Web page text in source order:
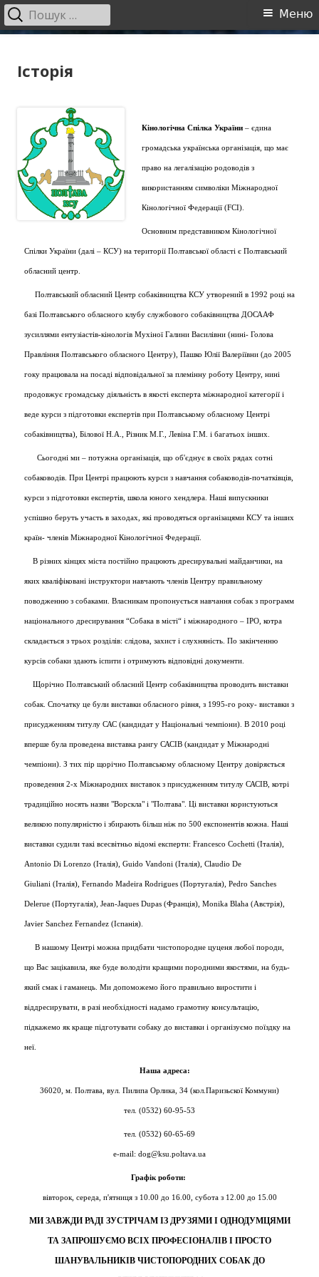
контенту
Головне
Меню
Пошук:
Історія
Кінологічна Спілка України – єдина
громадська українська організація, що має
право на легалізацію родоводів з
використанням символіки Міжнародної
Кінологічної Федерації (FCI).
Основним представником Кінологічної
Спілки України (далі – КСУ) на території Полтавської області є Полтавський
обласний центр.
Полтавський обласний Центр собаківництва КСУ утворений в 1992 році на
базі Полтавського обласного клубу службового собаківництва ДОСААФ
зусиллями ентузіастів-кінологів Мухіної Галини Василівни (нині- Голова
Правління Полтавського обласного Центру), Пашко Юлії Валеріївни (до 2005
гоку працювала на посаді відповідальної за племінну роботу Центру, нині
продовжує громадську діяльність в якості експерта міжнародної категорії і
веде курси з підготовки експертів при Полтавському обласному Центрі
собаківництва), Білової Н.А., Різник М.Г., Левіна Г.М. і багатьох інших.
Сьогодні ми – потужна організація, що об'єднує в своїх рядах сотні
собаководів. При Центрі працюють курси з навчання собаководів-початківців,
курси з підготовки експертів, школа юного хендлера. Наші випускники
успішно беруть участь в заходах, які проводяться організацями КСУ та інших
країн- членів Міжнародної Кінологічної Федерації.
В різних кінцях міста постійно працюють дресирувальні майданчики, на
яких кваліфіковані інструктори навчають членів Центру правильному
поводженню з собаками. Власникам пропонується навчання собак з программ
національного дресирування “Собака в місті“ і міжнародного – IPO, котра
складається з трьох розділів: слідова, захист і слухняність. По закінченню
курсів собаки здають іспити і отримують відповідні документи.
Щорічно Полтавський обласний Центр собаківництва проводить виставки
собак. Спочатку це були виставки обласного рівня, з 1995-го року- виставки з
присудженням титулу САС (кандидат у Національні чемпіони). В 2010 році
вперше була проведена виставка рангу САСІВ (кандидат у Міжнародні
чемпіони). З тих пір щорічно Полтавському обласному Центру довіряється
проведення 2-х Міжнародних виставок з присудженням титулу САСІВ, котрі
традиційно носять назви "Ворскла" і "Полтава". Ці виставки користуються
великою популярністю і збирають більш ніж по 500 експонентів кожна. Наші
виставки судили такі всесвітньо відомі експерти: Francesco Cochetti (Італія),
Antonio Di Lorenzo (Італія), Guido Vandoni (Італія), Claudio De
Giuliani (Італія), Fernando Madeira Rodrigues (Португалія), Pedro Sanches
Delerue (Португалія), Jean-Jaques Dupas (Франція), Monika Blaha (Австрія),
Javier Sanchez Fernandez (Іспанія).
В нашому Центрі можна придбати чистопородне цуценя любої породи,
що Вас зацікавила, яке буде володіти кращими породними якостями, на будь-
який смак і гаманець. Ми допоможемо його правильно виростити і
віддресирувати, в разі необхідності надамо грамотну консультацію,
підкажемо як краще підготувати собаку до виставки і організуємо поїздку на
неї.
Наша адреса:
36020, м. Полтава, вул. Пилипа Орлика, 34 (кол.Паризьскої Коммуни)
тел. (0532) 60-95-53
тел. (0532) 60-65-69
e-mail: dog@ksu.poltava.ua
Графік роботи:
вівторок, середа, п'ятниця з 10.00 до 16.00, субота з 12.00 до 15.00
МИ ЗАВЖДИ РАДІ ЗУСТРІЧАМ ІЗ ДРУЗЯМИ І ОДНОДУМЦЯМИ
ТА ЗАПРОШУЄМО ВСІХ ПРОФЕСІОНАЛІВ І ПРОСТО
ШАНУВАЛЬНИКІВ ЧИСТОПОРОДНИХ СОБАК ДО